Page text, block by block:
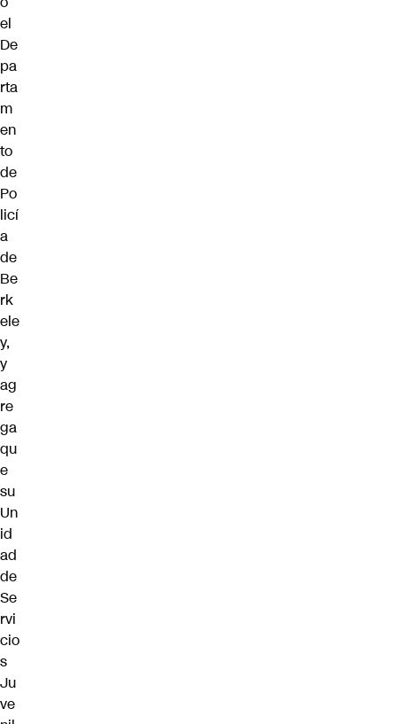
el
De
pa
rta
m
en
to
de
Po
licí
a
de
Be
rk
ele
y,
y
ag
re
ga
qu
e
su
Un
id
ad
de
Se
rvi
cio
s
Ju
ve